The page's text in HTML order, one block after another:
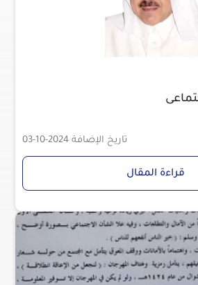
تاريخ الإضافة 2024-10-03
قراءة المقال